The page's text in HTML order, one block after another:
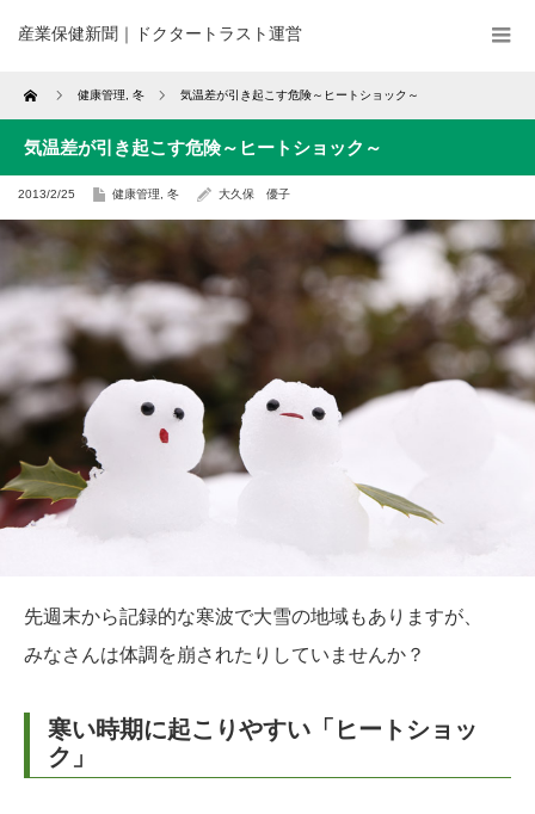
産業保健新聞｜ドクタートラスト運営
Home 健康管理 冬 気温差が引き起こす危険～ヒートショック～
気温差が引き起こす危険～ヒートショック～
2013/2/25 健康管理 冬 大久保 優子
先週末から記録的な寒波で大雪の地域もありますが、
みなさんは体調を崩されたりしていませんか？
寒い時期に起こりやすい「ヒートショッ
ク」